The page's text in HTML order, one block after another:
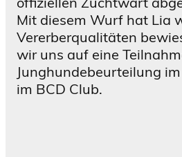
Mit diesem Wurf hat Lia
Vererberqualitäten
wir uns auf eine
Junghundebeurteilung
im BCD Club.